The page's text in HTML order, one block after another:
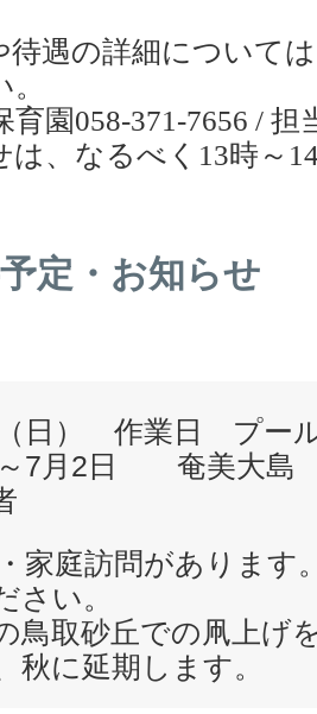
遇の詳細について
育園058-371-7656 / 担
は、なるべく13時～
定・お知らせ
日） 作業日 プー
～7月2日 奄美大
家庭訪問があります
さい。
鳥取砂丘での凧上げ
秋に延期します。